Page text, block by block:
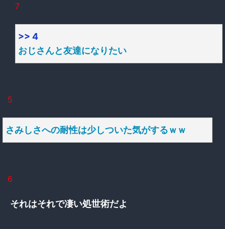
7
>> 4
おじさんと友達になりたい
5
さみしさへの耐性は少しついた気がするｗｗ
6
それはそれで凄い処世術だよ